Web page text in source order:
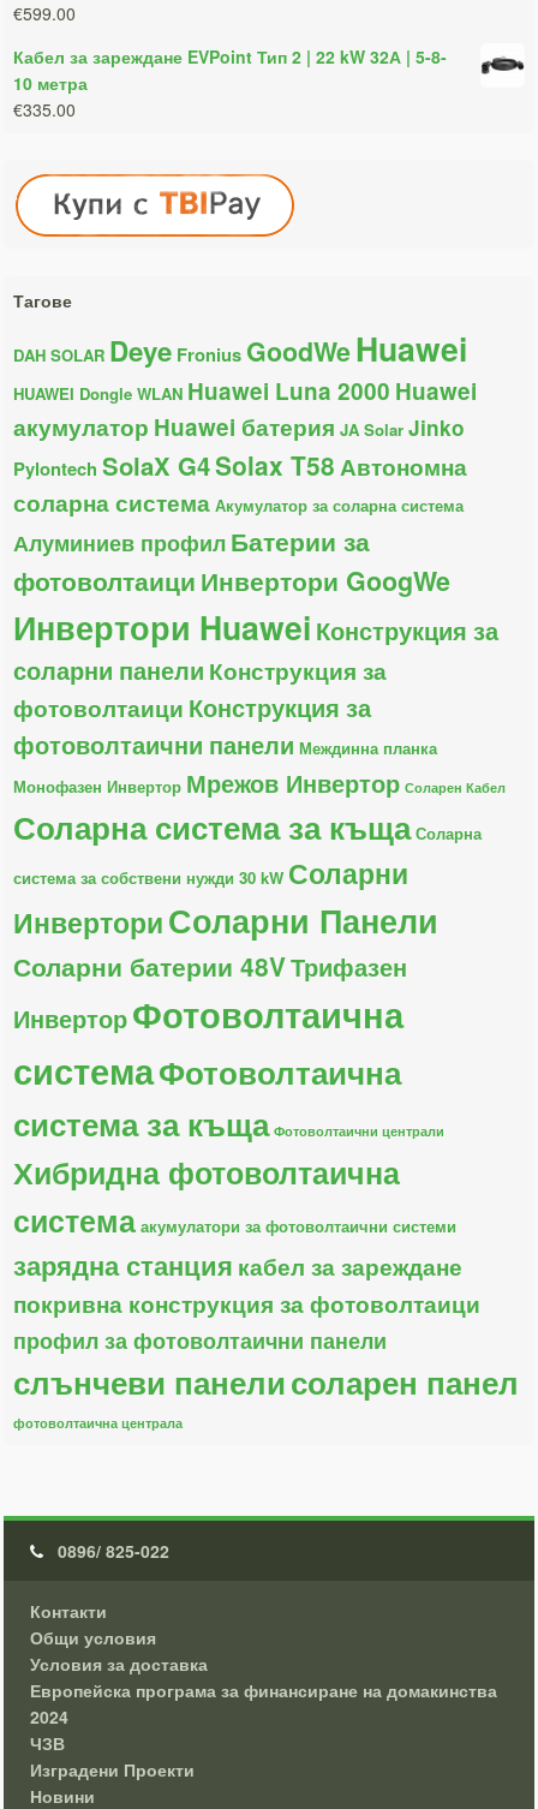
€599.00
Кабел за зареждане EVPoint Тип 2 | 22 kW 32А | 5-8-
10 метра
€335.00
Тагове
DAH SOLAR Deye Fronius GoodWeHuawei
HUAWEI Dongle WLAN Huawei Luna 2000 Huawei
акумулатор Huawei батерия JA Solar Jinko
Pylontech SolaX G4Solax T58 Автономна
соларна система Акумулатор за соларна система
Алуминиев профилБатерии за
фотоволтаици Инвертори GoogWe
Инвертори Huawei Конструкция за
соларни панели Конструкция за
фотоволтаици Конструкция за
фотоволтаични панели Междинна планка
Монофазен Инвертор Мрежов Инвертор Соларен Кабел
Соларна система за къща Соларна
система за собствени нужди 30 kW Соларни
ИнверториСоларни Панели
Соларни батерии 48VТрифазен
ИнверторФотоволтаична
системаФотоволтаична
система за къща Фотоволтаични централи
Хибридна фотоволтаична
система акумулатори за фотоволтаични системи
зарядна станция кабел за зареждане
покривна конструкция за фотоволтаици
профил за фотоволтаични панели
слънчеви панелисоларен панел
фотоволтаична централа
0896/ 825-022
Контакти
Общи условия
Условия за доставка
Европейска програма за финансиране на домакинства
2024
ЧЗВ
Изградени Проекти
Новини